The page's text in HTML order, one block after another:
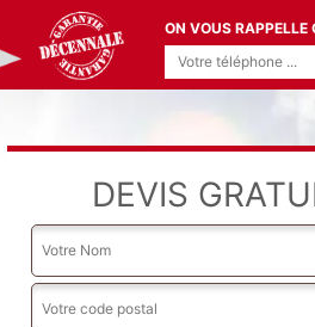
ON VOUS RAPPELLE
DEVIS